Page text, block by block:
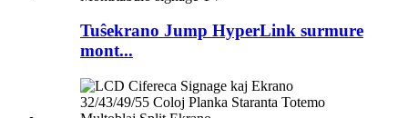
Tuŝekrano Jump HyperLink surmure
mont...